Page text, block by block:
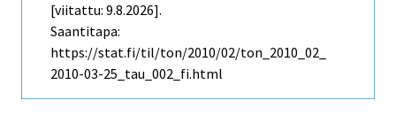
[viitattu: 9.8.2026].
Saantitapa:
https://stat.fi/til/ton/2010/02/ton_2010_02_
2010-03-25_tau_002_fi.html